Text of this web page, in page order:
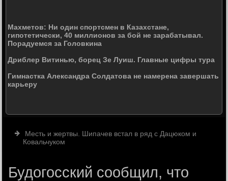
Махметов: Ни один спортсмен в Казахстане,
гипотетически, 40 миллионов за бой не зарабатывал.
Порадуемся за Головкина
Дриблер Витинью, борец Зе Луиш. Главные цифры тура
Гимнастка Александра Солдатова не намерена завершать
карьеру
Месть и жертвы. Шипачев встал в ряд с Дацюком и
Ковальчуком
Будогосский сообщил, что